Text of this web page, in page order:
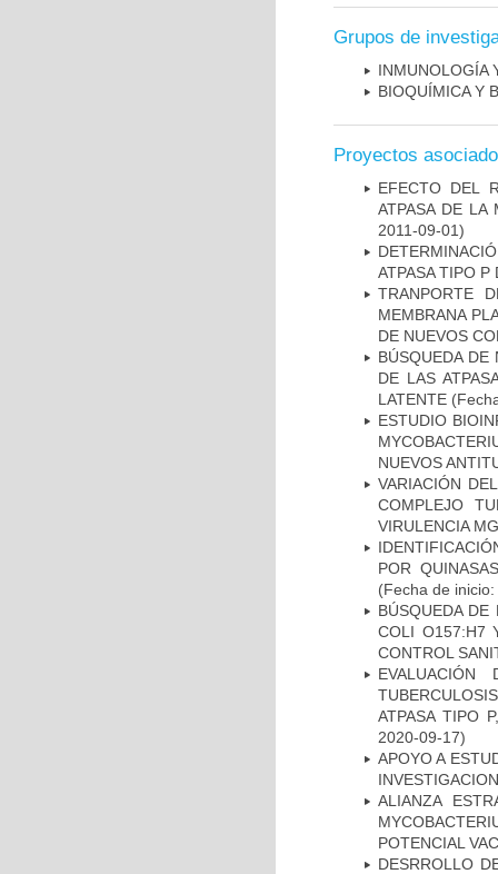
Grupos de
INMUNOLOGÍA
BIOQUÍMICA Y
Proyectos
EFECTO DEL
ATPASA DE LA
2011-09-01)
ATPASA TIPO
TRANPORTE
MEMBRANA
DE NUEVOS
BÚSQUEDA DE
DE LAS
LATENTE
ESTUDIO
NUEVOS
VARIACIÓN
COMPLEJO
VIRULENCIA
POR
(Fecha de
BÚSQUEDA DE
COLI O157:H7
CONTROL
ATPASA TIPO
2020-09-17)
APOYO A
ALIANZA
POTENCIAL
DESRROLLO